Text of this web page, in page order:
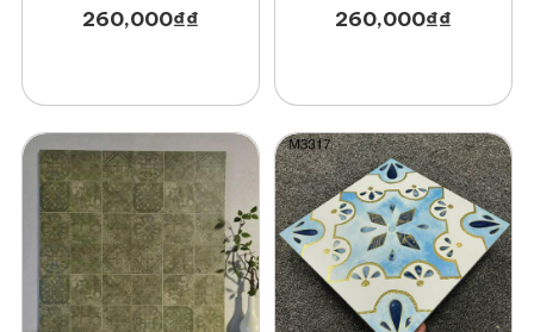
260,000₫₫ 260,000₫₫